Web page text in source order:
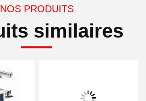
NOS PRODUITS
similaires